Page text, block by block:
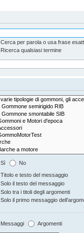
Cerca per parola o usa frase
Ricerca qualsiasi termine
Sì No
Titolo e testo del messaggio
Solo il testo del messaggio
Solo tra i titoli degli argomenti
Solo il primo messaggio
Messaggi Argomenti